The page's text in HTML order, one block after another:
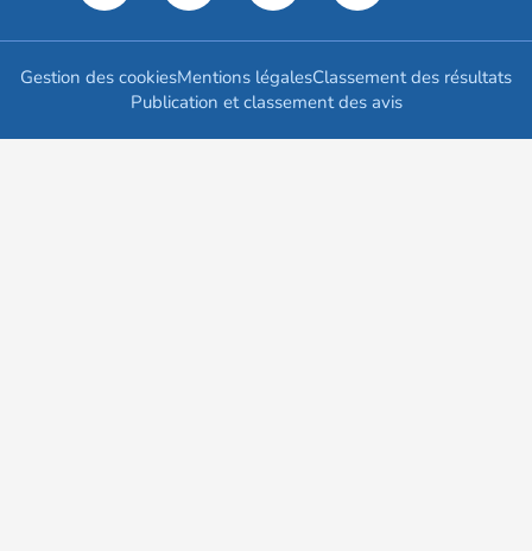
Gestion des cookiesMentions légalesClassement des résultats
Publication et classement des avis